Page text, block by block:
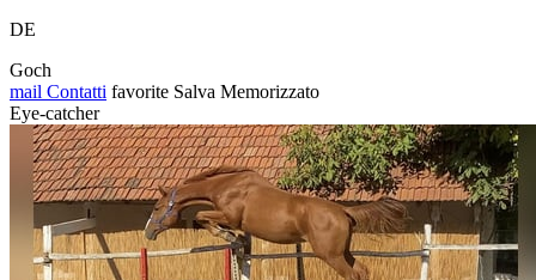
DE
Goch
mail Contatti favorite Salva Memorizzato
Eye-catcher